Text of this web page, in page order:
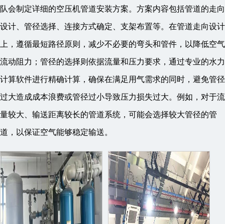
队会制定详细的空压机管道安装方案。方案内容包括管道的走向
设计、管径选择、连接方式确定、支架布置等。在管道走向设计
上，遵循最短路径原则，减少不必要的弯头和管件，以降低空气
流动阻力；管径的选择则依据流量和压力要求，通过专业的水力
计算软件进行精确计算，确保在满足用气需求的同时，避免管径
过大造成成本浪费或管径过小导致压力损失过大。例如，对于流
量较大、输送距离较长的管道系统，可能会选择较大管径的管
道，以保证空气能够稳定输送。